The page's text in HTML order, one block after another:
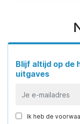
Blijf altijd op de
uitgaves
Ik heb de